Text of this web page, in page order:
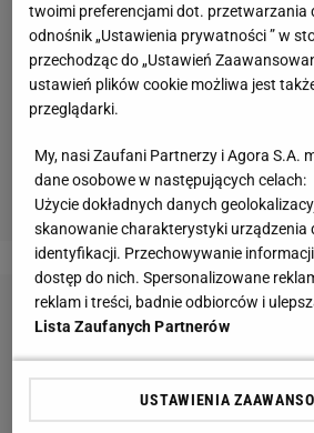
twoimi preferencjami dot. przetwarzania
odnośnik „Ustawienia prywatności ” w
przechodząc do „Ustawień
ustawień plików cookie możliwa jest
przeglądarki.
My, nasi Zaufani Partnerzy i Agora S.A.
dane osobowe w następujących celach:
Użycie dokładnych danych
skanowanie charakterystyki urządzenia
identyfikacji. Przechowywanie
dostęp do nich. Spersonalizowane
reklam i treści, badnie odbiorców i
Lista Zaufanych Partnerów
USTAWIENIA